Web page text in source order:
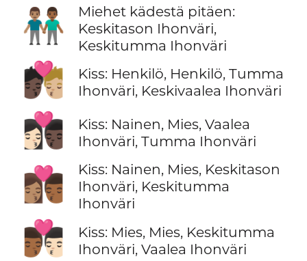
👨🏽‍🤝‍👨🏾
Miehet kädestä pitäen:
Keskitason Ihonväri,
Keskitumma Ihonväri
🧑🏿‍❤️‍💋‍🧑🏼
Kiss: Henkilö, Henkilö, Tumma
Ihonväri, Keskivaalea Ihonväri
👩🏻‍❤️‍💋‍👨🏿
Kiss: Nainen, Mies, Vaalea
Ihonväri, Tumma Ihonväri
👩🏽‍❤️‍💋‍👨🏾
Kiss: Nainen, Mies, Keskitason
Ihonväri, Keskitumma
Ihonväri
👨🏾‍❤️‍💋‍👨🏻
Kiss: Mies, Mies, Keskitumma
Ihonväri, Vaalea Ihonväri